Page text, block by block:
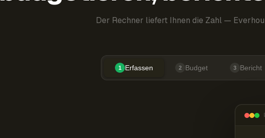
Der Rechner liefert Ihnen die Zahl —
1 Erfassen 2 Budget 3 Bericht